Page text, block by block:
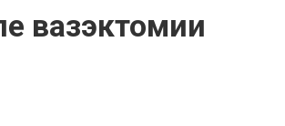
вазэктомии